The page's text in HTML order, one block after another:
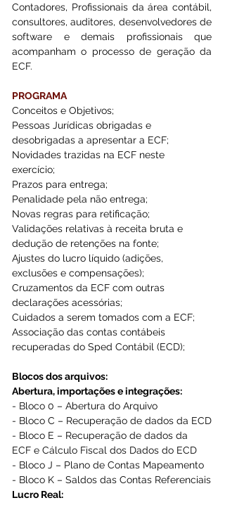
Contadores, Profissionais da área contábil,
consultores, auditores, desenvolvedores de
software e demais profissionais que
acompanham o processo de geração da
ECF.
PROGRAMA
Conceitos e Objetivos;
Pessoas Jurídicas obrigadas e
desobrigadas a apresentar a ECF;
Novidades trazidas na ECF neste
exercício;
Prazos para entrega;
Penalidade pela não entrega;
Novas regras para retificação;
Validações relativas à receita bruta e
dedução de retenções na fonte;
Ajustes do lucro líquido (adições,
exclusões e compensações);
Cruzamentos da ECF com outras
declarações acessórias;
Cuidados a serem tomados com a ECF;
Associação das contas contábeis
recuperadas do Sped Contábil (ECD);
Blocos dos arquivos:
Abertura, importações e integrações:
- Bloco 0 – Abertura do Arquivo
- Bloco C – Recuperação de dados da ECD
- Bloco E – Recuperação de dados da
ECF e Cálculo Fiscal dos Dados do ECD
- Bloco J – Plano de Contas Mapeamento
- Bloco K – Saldos das Contas Referenciais
Lucro Real: